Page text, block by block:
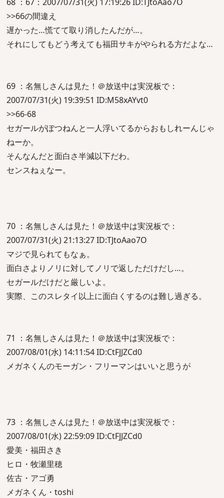
>>66の間違え
遅かった…慌てて取り消したんだが…。
それにしてもどう考えても福田サキがやられる方だよな…
69 ：名無しさんは見た！＠放送中は実況板で：
2007/07/31(火) 19:39:51 ID:M58xAYvt0
>>66-68
セガールがぽつねんと一人浮いてるからおもしれーんじゃ
ねーか。
そんなんだと面白さ半減以下だわ。
センスねぇなー。
70 ：名無しさんは見た！＠放送中は実況板で：
2007/07/31(火) 21:13:27 ID:TJtoAao7O
マジで見られてもなぁ。
面白さよりノリに対してノリで返しただけだし…。
セガールだけだと厳しいよ。
実際、このスレタイ以上に面白くするのは難し過ぎる。
71 ：名無しさんは見た！＠放送中は実況板で：
2007/08/01(水) 14:11:54 ID:CtFJJZCd0
メガネくんのモーガン・フリーマンはいいと思うが
73 ：名無しさんは見た！＠放送中は実況板で：
2007/08/01(水) 22:59:09 ID:CtFJJZCd0
愛美・福田さき
ヒロ・牧瀬里穂
佐古・アゴ勇
メガネくん・toshi